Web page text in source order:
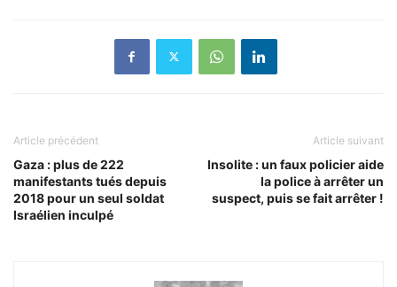
Article précédent
Gaza : plus de 222
manifestants tués depuis
2018 pour un seul soldat
Israélien inculpé
Article suivant
Insolite : un faux policier aide
la police à arrêter un
suspect, puis se fait arrêter !